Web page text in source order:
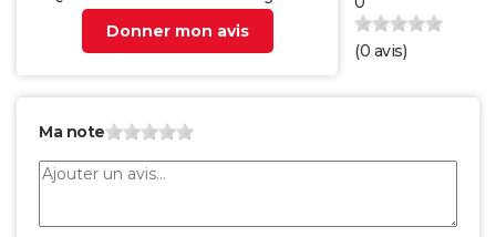
Donner mon avis
(0 avis)
Ma note